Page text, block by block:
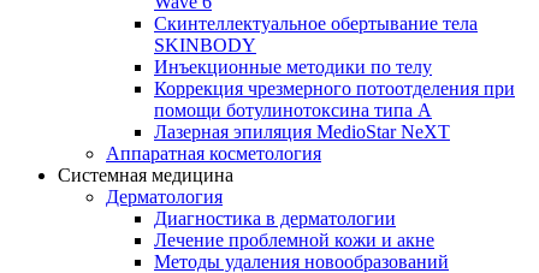
Скинтеллектуальное обертывание тела
SKINBODY
Инъекционные методики по телу
Коррекция чрезмерного потоотделения при
помощи ботулинотоксина типа А
Лазерная эпиляция MedioStar NeXT
Аппаратная косметология
Системная медицина
Дерматология
Диагностика в дерматологии
Лечение проблемной кожи и акне
Методы удаления новообразований